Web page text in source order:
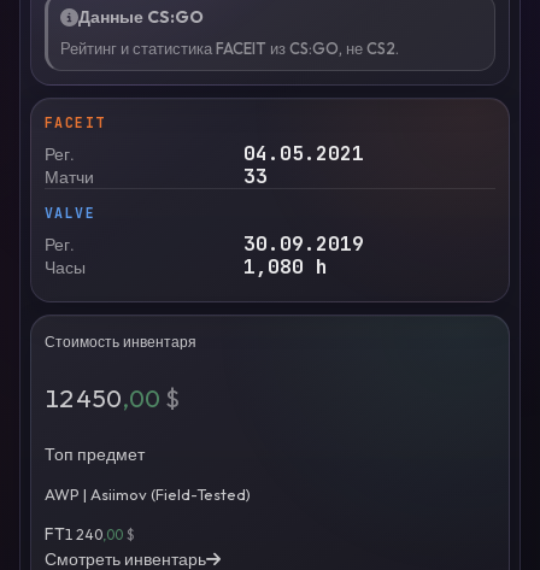
Данные CS:GO
Рейтинг и статистика FACEIT из CS:GO, не CS2.
FACEIT
Рег. 04.05.2021
Матчи 33
VALVE
Рег. 30.09.2019
Часы 1,080 h
Стоимость инвентаря
12 450,00 $
Топ предмет
AWP | Asiimov (Field-Tested)
FT1 240,00 $
Смотреть инвентарь